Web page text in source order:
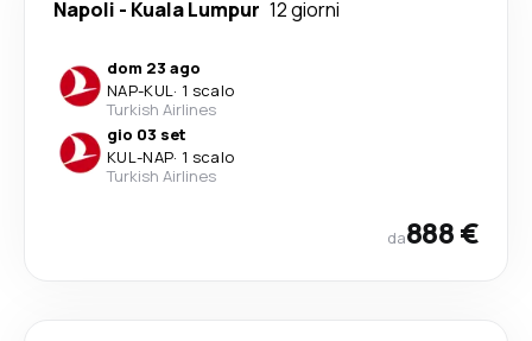
Napoli - Kuala Lumpur 12 giorni
dom 23 ago
NAP-KUL· 1 scalo
Turkish Airlines
gio 03 set
KUL-NAP· 1 scalo
Turkish Airlines
da888 €